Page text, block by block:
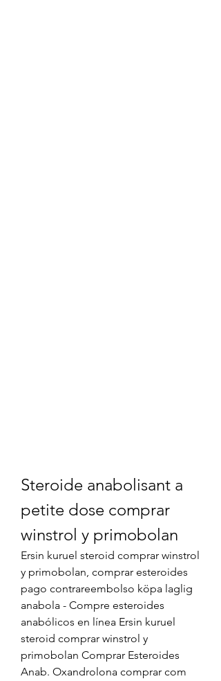
Steroide anabolisant a
petite dose comprar
winstrol y primobolan
Ersin kuruel steroid comprar winstrol
y primobolan, comprar esteroides
pago contrareembolso köpa laglig
anabola - Compre esteroides
anabólicos en línea Ersin kuruel
steroid comprar winstrol y
primobolan Comprar Esteroides
Anab. Oxandrolona comprar com